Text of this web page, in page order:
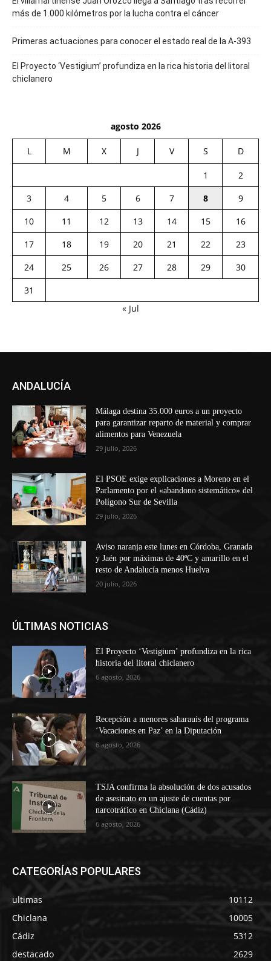
más de 1.000 kilómetros por la lucha contra el cáncer
Primeras actuaciones para conocer el estado real de la A-393
El Proyecto ‘Vestigium’ profundiza en la rica historia del litoral
chiclanero
agosto 2026
L M X J V S D
1
2
3
4 5 6 7 8
9
10
11 12 13 14 15
16
17
18 19 20 21 22
23
24
25 26 27 28 29
30
31
« Jul
ANDALUCÍA
Málaga destina 35.000 euros a un proyecto
para garantizar reparto de material y comprar
alimentos para Venezuela
29 julio, 2026
El PSOE exige explicaciones a Moreno en el
Parlamento por el «abandono sistemático» del
Polígono Sur de Sevilla
29 julio, 2026
Aviso naranja este lunes en Córdoba, Granada
y Jaén por máximas de 40ºC y amarillo en el
resto de Andalucía menos Huelva
20 julio, 2026
ÚLTIMAS NOTICIAS
El Proyecto ‘Vestigium’ profundiza en la rica
historia del litoral chiclanero
6 agosto, 2026
Recepción a menores saharauis del programa
‘Vacaciones en Paz’ en la Diputación
6 agosto, 2026
TSJA confirma la absolución de dos acusados
de asesinato en un ajuste de cuentas por
narcotráfico en Chiclana (Cádiz)
6 agosto, 2026
CATEGORÍAS POPULARES
ultimas
10112
Chiclana
10005
Cádiz
5312
destacado
2629